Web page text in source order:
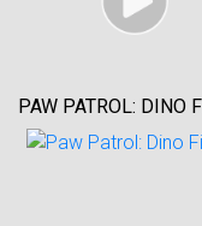
PAW PATROL: DINO